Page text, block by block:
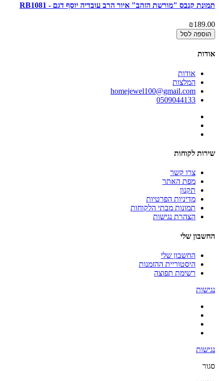
תמונת קנבס "מורשת הזהב" איור הרב עובדיה יוסף דגם - RB1081
₪189.00
הוספה לסל
אודות
אודות
המלצות
homejewel100@gmail.com
0509044133
שירות לקוחות
צרו קשר
מפת האתר
תקנון
מדיניות הפרטיות
תמונות מבתי הלקוחות
הצהרת נגישות
החשבון שלי
החשבון שלי
היסטוריית ההזמנות
רשימת תפוצה
נגישות
נגישות
סגור